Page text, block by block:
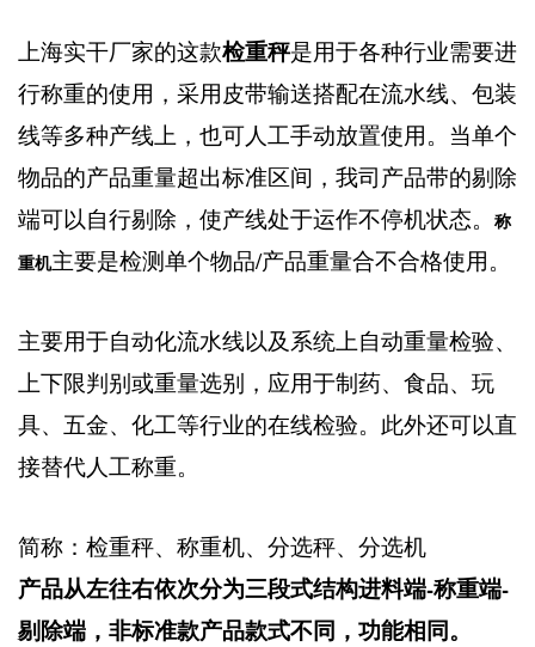
上海实干厂家的这款检重秤是用于各种行业需要进
行称重的使用，采用皮带输送搭配在流水线、包装
线等多种产线上，也可人工手动放置使用。当单个
物品的产品重量超出标准区间，我司产品带的剔除
端可以自行剔除，使产线处于运作不停机状态。
称
重机主要是检测单个物品/产品重量合不合格使用。
主要用于自动化流水线以及系统上自动重量检验、
上下限判别或重量选别，应用于制药、食品、玩
具、五金、化工等行业的在线检验。此外还可以直
接替代人工称重。
简称：检重秤、称重机、分选秤、分选机
产品从左往右依次分为三段式结构进料端-称重端-
剔除端，非标准款产品款式不同，功能相同。